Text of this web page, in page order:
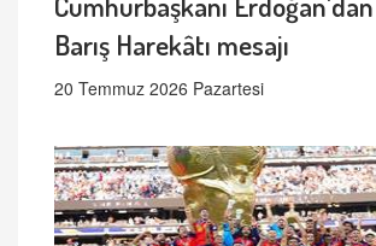
Barış Harekâtı mesajı
20 Temmuz 2026 Pazartesi